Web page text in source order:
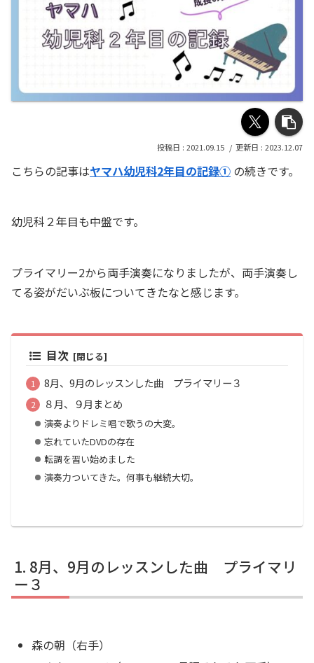
2021.09.15 2023.12.07
こちらの記事はヤマハ幼児科2年目の記録① の続きです。
幼児科２年目も中盤です。
プライマリー2から両手演奏になりましたが、両手演奏し
てる姿がだいぶ板についてきたなと感じます。
目次
8月、9月のレッスンした曲 プライマリー３
８月、９月まとめ
演奏よりドレミ唱で歌うの大変。
忘れていたDVDの存在
転調を習い始めました
演奏力ついてきた。何事も継続大切。
8月、9月のレッスンした曲 プライマリ
ー３
森の朝（右手）